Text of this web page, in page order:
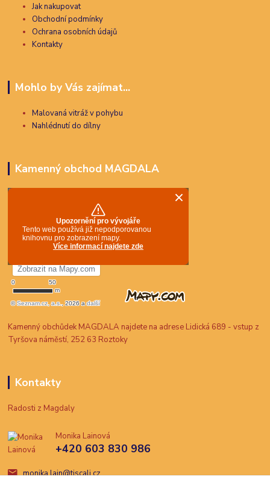
Jak nakupovat
Obchodní podmínky
Ochrana osobních údajů
Kontakty
Mohlo by Vás zajímat...
Malovaná vitráž v pohybu
Nahlédnutí do dílny
Kamenný obchod MAGDALA
Kamenný obchůdek MAGDALA najdete na adrese Lidická 689 - vstup z
Tyršova náměstí, 252 63 Roztoky
Kontakty
Radosti z Magdaly
Monika Lainová
+420 603 830 986
monika.lain@tiscali.cz